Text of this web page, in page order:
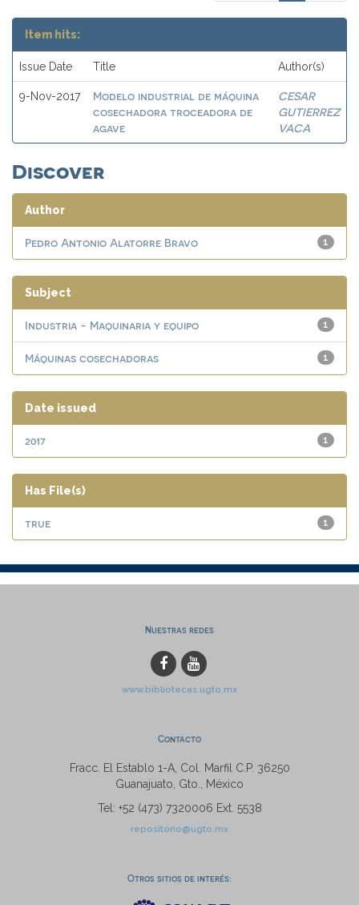
Item hits:
Issue Date Title Author(s)
9-Nov-2017
Modelo industrial de máquina
cosechadora troceadora de
agave
CESAR
GUTIERREZ
VACA
Discover
Author
1
Pedro Antonio Alatorre Bravo
Subject
1
Industria - Maquinaria y equipo
1
Máquinas cosechadoras
Date issued
1
2017
Has File(s)
1
true
Nuestras redes
www.bibliotecas.ugto.mx
Contacto
Fracc. El Establo 1-A, Col. Marfil C.P. 36250
Guanajuato, Gto., México
Tel: +52 (473) 7320006 Ext. 5538
repositorio@ugto.mx
Otros sitios de interés: